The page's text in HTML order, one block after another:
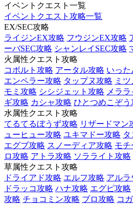
イベントクエスト一覧
イベントクエスト攻略一覧
EX/SEC攻略
ライジンEX攻略 フウジンEX攻略
ーバSEC攻略 シャンレイSEC攻略
火属性クエスト攻略
コボルト攻略 アータル攻略 いった
エンペラー攻略 タップヌ攻略 ミ
モミ攻略 シシジェット攻略 メラ
ギ攻略 カシャ攻略 ひとつめこぞう
水属性クエスト攻略
てるてるぼうず攻略 リザードマン
ューヒュー攻略 ユキマドー攻略
エグブ攻略 スノーディア攻略 モチ
ロ攻略 アトラ攻略 ソラライト攻略
草属性クエスト攻略
ドライアド攻略 エルフ攻略 アルラ
ドラッコ攻略 ハナ攻略 エグピ攻略
攻略 チョコミン攻略 ブロ攻略 コ